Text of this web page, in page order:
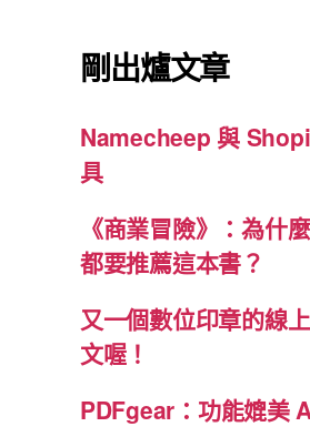
剛出爐文章
Namecheep 與
具
《商業冒險》：為什
都要推薦這本書？
又一個數位印章的線
文喔！
PDFgear：功能媲美